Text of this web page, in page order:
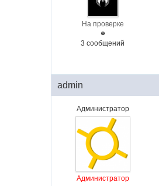
На проверке
3 сообщений
admin
Администратор
Администратор